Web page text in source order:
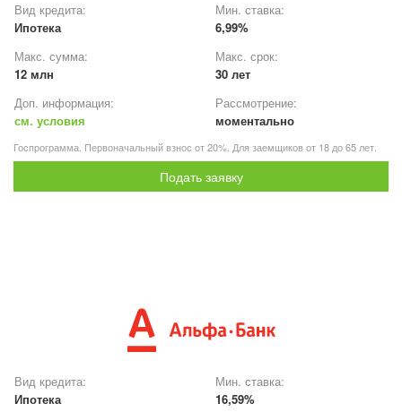
Вид кредита:
Ипотека
Мин. ставка:
6,99%
Макс. сумма:
12 млн
Макс. срок:
30 лет
Доп. информация:
см. условия
Рассмотрение:
моментально
Госпрограмма. Первоначальный взнос от 20%. Для заемщиков от 18 до 65 лет.
Подать заявку
Вид кредита:
Ипотека
Мин. ставка:
16,59%